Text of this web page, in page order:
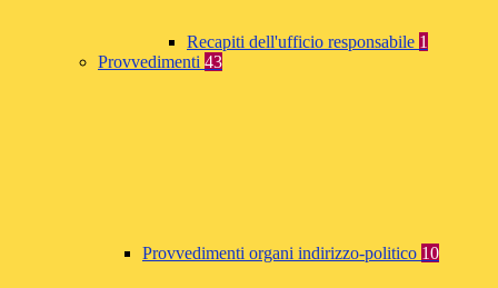
Recapiti dell'ufficio responsabile 1
Provvedimenti 43
Provvedimenti organi indirizzo-politico 10